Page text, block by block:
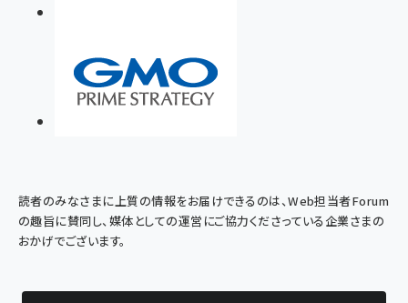
読者のみなさまに上質の情報をお届けできるのは、Web担当者Forum
の趣旨に賛同し、媒体としての運営にご協力くださっている企業さまの
おかげでございます。